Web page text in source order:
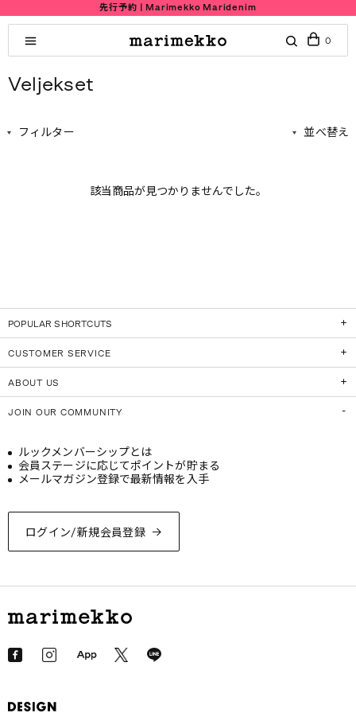
先行予約 | Marimekko Maridenim
0
Veljekset
フィルター 並べ替え
該当商品が見つかりませんでした。
POPULAR SHORTCUTS
CUSTOMER SERVICE
ABOUT US
JOIN OUR COMMUNITY
ログイン/新規会員登録
ルックメンバーシップとは
会員ステージに応じてポイントが貯まる
メールマガジン登録で最新情報を入手